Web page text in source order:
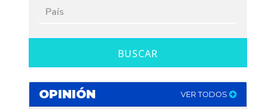
BUSCAR
OPINIÓN VER TODOS